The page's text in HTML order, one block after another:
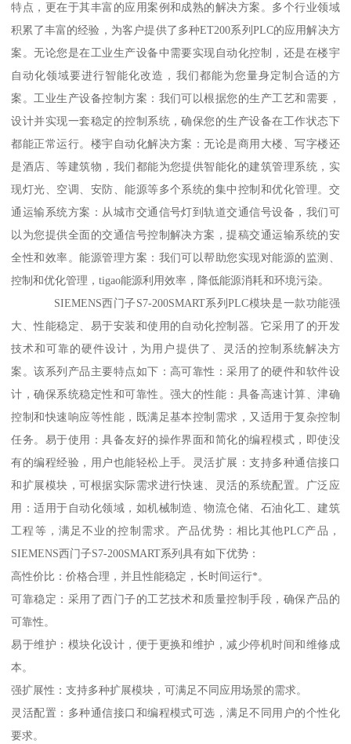
特点，更在于其丰富的应用案例和成熟的解决方案。多个行业领域
积累了丰富的经验，为客户提供了多种ET200系列PLC的应用解决方
案。无论您是在工业生产设备中需要实现自动化控制，还是在楼宇
自动化领域要进行智能化改造，我们都能为您量身定制合适的方
案。工业生产设备控制方案：我们可以根据您的生产工艺和需要，
设计并实现一套稳定的控制系统，确保您的生产设备在工作状态下
都能正常运行。楼宇自动化解决方案：无论是商用大楼、写字楼还
是酒店、等建筑物，我们都能为您提供智能化的建筑管理系统，实
现灯光、空调、安防、能源等多个系统的集中控制和优化管理。交
通运输系统方案：从城市交通信号灯到轨道交通信号设备，我们可
以为您提供全面的交通信号控制解决方案，提稿交通运输系统的安
全性和效率。能源管理方案：我们可以帮助您实现对能源的监测、
控制和优化管理，tigao能源利用效率，降低能源消耗和环境污染。
SIEMENS西门子S7-200SMART系列PLC模块是一款功能强
大、性能稳定、易于安装和使用的自动化控制器。它采用了的开发
技术和可靠的硬件设计，为用户提供了、灵活的控制系统解决方
案。该系列产品主要特点如下：高可靠性：采用了的硬件和软件设
计，确保系统稳定性和可靠性。强大的性能：具备高速计算、津确
控制和快速响应等性能，既满足基本控制需求，又适用于复杂控制
任务。易于使用：具备友好的操作界面和简化的编程模式，即使没
有的编程经验，用户也能轻松上手。灵活扩展：支持多种通信接口
和扩展模块，可根据实际需求进行快速、灵活的系统配置。广泛应
用：适用于自动化领域，如机械制造、物流仓储、石油化工、建筑
工程等，满足不业的控制需求。产品优势：相比其他PLC产品，
SIEMENS西门子S7-200SMART系列具有如下优势：
高性价比：价格合理，并且性能稳定，长时间运行*。
可靠稳定：采用了西门子的工艺技术和质量控制手段，确保产品的
可靠性。
易于维护：模块化设计，便于更换和维护，减少停机时间和维修成
本。
强扩展性：支持多种扩展模块，可满足不同应用场景的需求。
灵活配置：多种通信接口和编程模式可选，满足不同用户的个性化
要求。